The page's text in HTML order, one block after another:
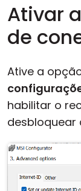
Ativar
de
Ative a
habilitar o
desbloquear